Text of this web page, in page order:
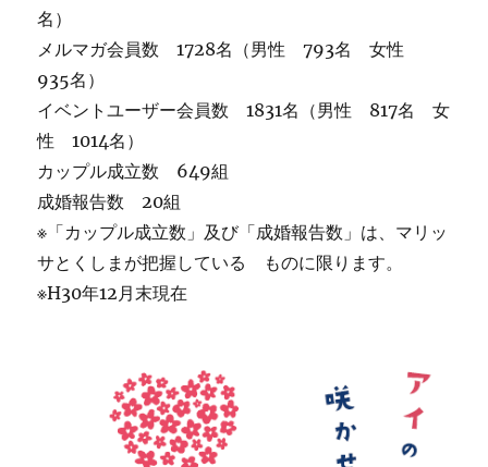
名）
メルマガ会員数 1728名（男性 793名 女性
935名）
イベントユーザー会員数 1831名（男性 817名 女
性 1014名）
カップル成立数 649組
成婚報告数 20組
※「カップル成立数」及び「成婚報告数」は、マリッ
サとくしまが把握している ものに限ります。
※H30年12月末現在